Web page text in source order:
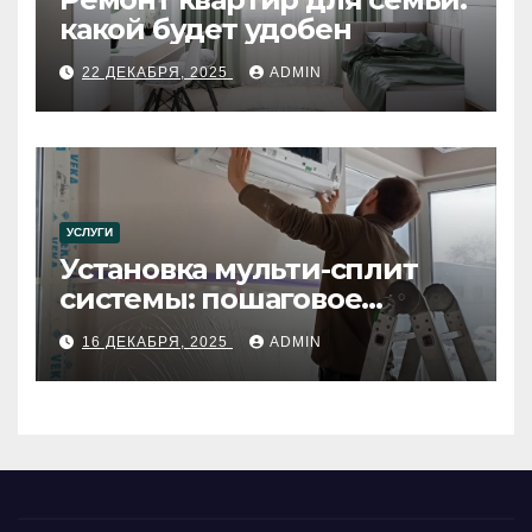
какой будет удобен
22 ДЕКАБРЯ, 2025 ADMIN
УСЛУГИ
Установка мульти-сплит
системы: пошаговое
руководство
16 ДЕКАБРЯ, 2025 ADMIN